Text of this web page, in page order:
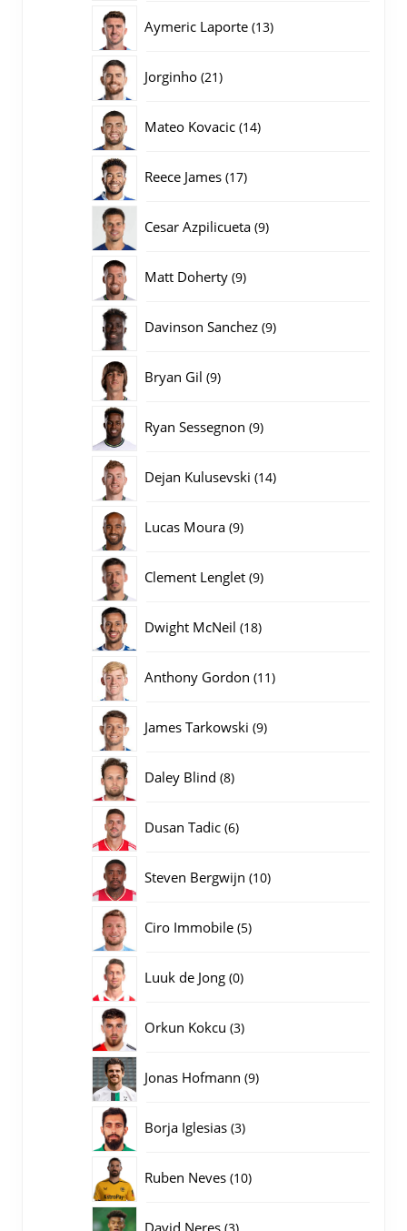
Aymeric Laporte 1313
Jorginho 2121
Mateo Kovacic 1414
Reece James 1717
Cesar Azpilicueta 99
Matt Doherty 99
Davinson Sanchez 99
Bryan Gil 99
Ryan Sessegnon 99
Dejan Kulusevski 1414
Lucas Moura 99
Clement Lenglet 99
Dwight McNeil 1818
Anthony Gordon 1111
James Tarkowski 99
Daley Blind 88
Dusan Tadic 66
Steven Bergwijn 1010
Ciro Immobile 55
Luuk de Jong 00
Orkun Kokcu 33
Jonas Hofmann 99
Borja Iglesias 33
Ruben Neves 1010
3